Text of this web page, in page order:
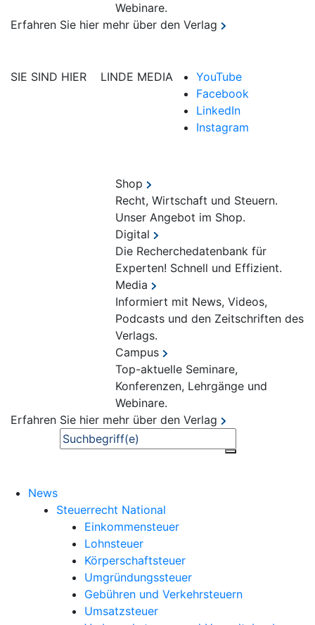
Webinare.
Erfahren Sie hier mehr über den Verlag
SIE SIND HIER LINDE MEDIA
YouTube
Facebook
LinkedIn
Instagram
Shop
Recht, Wirtschaft und Steuern.
Unser Angebot im Shop.
Digital
Die Recherchedatenbank für
Experten! Schnell und Effizient.
Media
Informiert mit News, Videos,
Podcasts und den Zeitschriften des
Verlags.
Campus
Top-aktuelle Seminare,
Konferenzen, Lehrgänge und
Webinare.
Erfahren Sie hier mehr über den Verlag
Suche
News
Steuerrecht National
Einkommensteuer
Lohnsteuer
Körperschaftsteuer
Umgründungssteuer
Gebühren und Verkehrsteuern
Umsatzsteuer